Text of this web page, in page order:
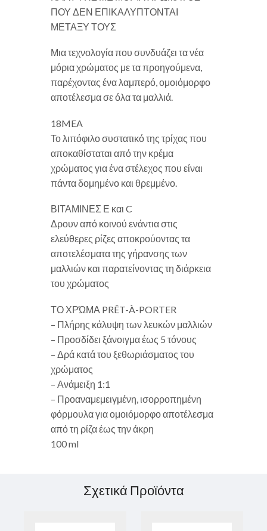
ΠΟΥ ΔΕΝ ΕΠΙΚΑΛΥΠΤΟΝΤΑΙ
ΜΕΤΑΞΥ ΤΟΥΣ
Μια τεχνολογία που συνδυάζει τα νέα
μόρια χρώματος με τα προηγούμενα,
παρέχοντας ένα λαμπερό, ομοιόμορφο
αποτέλεσμα σε όλα τα μαλλιά.
18MEA
Το λιπόφιλο συστατικό της τρίχας που
αποκαθίσταται από την κρέμα
χρώματος για ένα στέλεχος που είναι
πάντα δομημένο και θρεμμένο.
ΒΙΤΑΜΙΝΕΣ Ε και C
Δρουν από κοινού ενάντια στις
ελεύθερες ρίζες αποκρούοντας τα
αποτελέσματα της γήρανσης των
μαλλιών και παρατείνοντας τη διάρκεια
του χρώματος
ΤΟ ΧΡΏΜΑ PRÊT-À-PORTER
– Πλήρης κάλυψη των λευκών μαλλιών
– Προσδίδει ξάνοιγμα έως 5 τόνους
– Δρά κατά του ξεθωριάσματος του
χρώματος
– Ανάμειξη 1:1
– Προαναμεμειγμένη, ισορροπημένη
φόρμουλα για ομοιόμορφο αποτέλεσμα
από τη ρίζα έως την άκρη
100 ml
Σχετικά Προϊόντα